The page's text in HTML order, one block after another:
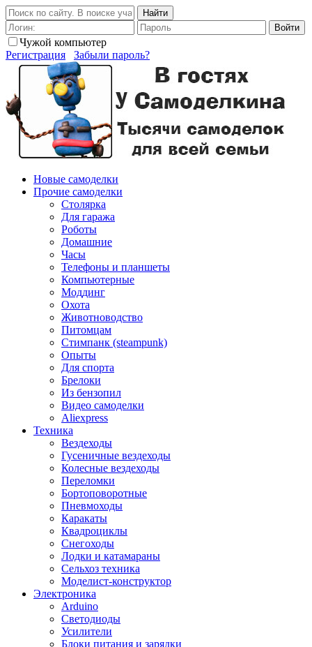
Найти
Войти
Чужой компьютер
Регистрация
Забыли пароль?
Новые самоделки
Прочие самоделки
Столярка
Для гаража
Роботы
Домашние
Часы
Телефоны и планшеты
Компьютерные
Моддинг
Охота
Животноводство
Питомцам
Стимпанк (steampunk)
Опыты
Для спорта
Брелоки
Из бензопил
Видео самоделки
Aliexpress
Техника
Вездеходы
Гусеничные вездеходы
Колесные вездеходы
Переломки
Бортоповоротные
Пневмоходы
Каракаты
Квадроциклы
Снегоходы
Лодки и катамараны
Сельхоз техника
Моделист-конструктор
Электроника
Arduino
Светодиоды
Усилители
Блоки питания и зарядки